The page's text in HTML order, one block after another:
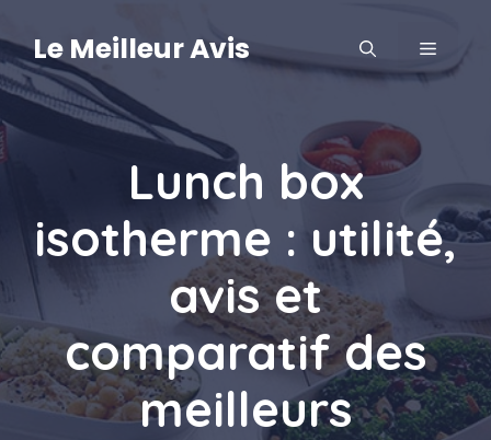
au
contenu
Le Meilleur Avis MENU
Lunch box
isotherme : utilité,
avis et
comparatif des
meilleurs